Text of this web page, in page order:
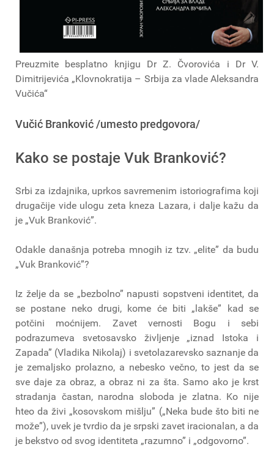
Preuzmite besplatno knjigu Dr Z. Čvorovića i Dr V.
Dimitrijevića „Klovnokratija – Srbija za vlade Aleksandra
Vučića“
Vučić Branković /umesto predgovora/
Kako se postaje Vuk Branković?
Srbi za izdajnika, uprkos savremenim istoriografima koji
drugačije vide ulogu zeta kneza Lazara, i dalje kažu da
je „Vuk Branković”.
Odakle današnja potreba mnogih iz tzv. „elite” da budu
„Vuk Branković”?
Iz želje da se „bezbolno” napusti sopstveni identitet, da
se postane neko drugi, kome će biti „lakše” kad se
potčini moćnijem. Zavet vernosti Bogu i sebi
podrazumeva svetosavsko življenje „iznad Istoka i
Zapada” (Vladika Nikolaj) i svetolazarevsko saznanje da
je zemaljsko prolazno, a nebesko večno, to jest da se
sve daje za obraz, a obraz ni za šta. Samo ako je krst
stradanja častan, narodna sloboda je zlatna. Ko nije
hteo da živi „kosovskom mišlju” („Neka bude što biti ne
može”), uvek je tvrdio da je srpski zavet iracionalan, a da
je bekstvo od svog identiteta „razumno” i „odgovorno”.